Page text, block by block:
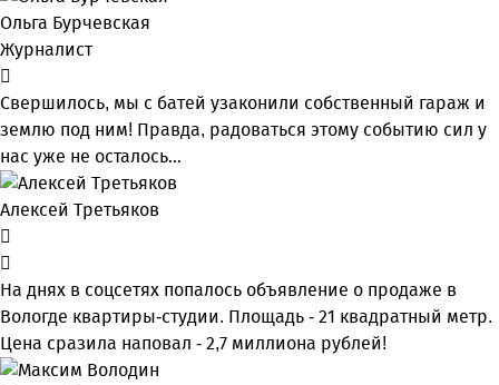
Ольга Бурчевская
Журналист
Свершилось, мы с батей узаконили собственный гараж и
землю под ним! Правда, радоваться этому событию сил у
нас уже не осталось…
Алексей Третьяков
На днях в соцсетях попалось объявление о продаже в
Вологде квартиры-студии. Площадь - 21 квадратный метр.
Цена сразила наповал - 2,7 миллиона рублей!